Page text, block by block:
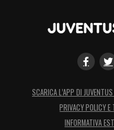
SCARICA L’APP DI
PRIVACY POLICY E
INFORMATIVA